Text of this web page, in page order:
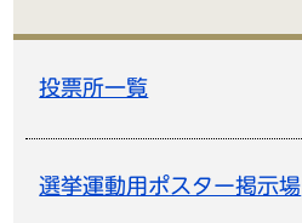
投票所一覧
選挙運動用ポスター掲示場